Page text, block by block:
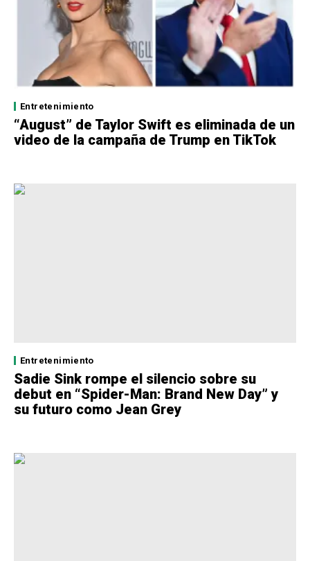
Entretenimiento
“August” de Taylor Swift es eliminada de un
video de la campaña de Trump en TikTok
Entretenimiento
Sadie Sink rompe el silencio sobre su
debut en “Spider-Man: Brand New Day” y
su futuro como Jean Grey